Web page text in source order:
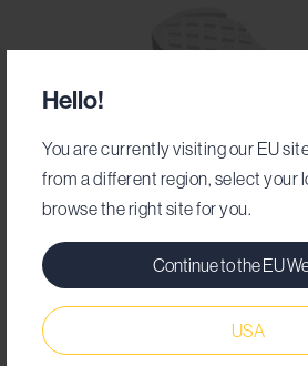
Hello!
You are currently visiting our EU
from a different region, select your
browse the right site for you.
Continue to the EU
USA
Forkhill : la chaussure de